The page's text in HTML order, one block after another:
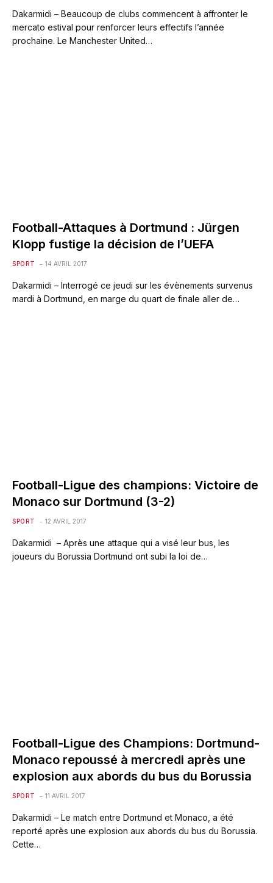
Dakarmidi – Beaucoup de clubs commencent à affronter le
mercato estival pour renforcer leurs effectifs l’année
prochaine. Le Manchester United…
Football-Attaques à Dortmund : Jürgen
Klopp fustige la décision de l’UEFA
SPORT 14 AVRIL 2017
Dakarmidi – Interrogé ce jeudi sur les évènements survenus
mardi à Dortmund, en marge du quart de finale aller de…
Football-Ligue des champions: Victoire de
Monaco sur Dortmund (3-2)
SPORT 12 AVRIL 2017
Dakarmidi – Après une attaque qui a visé leur bus, les
joueurs du Borussia Dortmund ont subi la loi de…
Football-Ligue des Champions: Dortmund-
Monaco repoussé à mercredi après une
explosion aux abords du bus du Borussia
SPORT 11 AVRIL 2017
Dakarmidi – Le match entre Dortmund et Monaco, a été
reporté après une explosion aux abords du bus du Borussia.
Cette…